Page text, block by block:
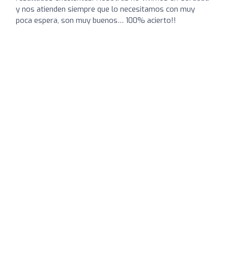
y nos atienden siempre que lo necesitamos con muy
poca espera, son muy buenos… 100% acierto!!